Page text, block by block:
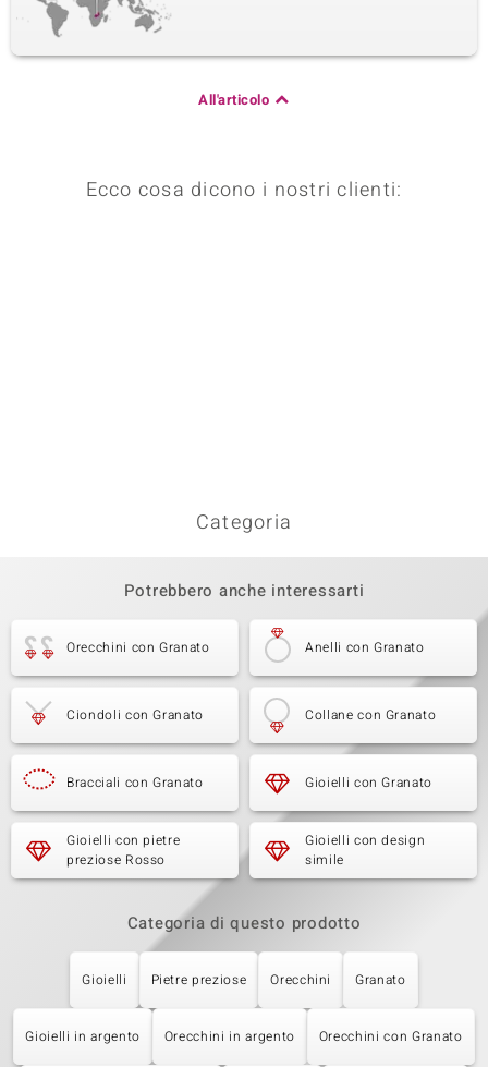
All'articolo
Ecco cosa dicono i nostri clienti:
Categoria
Potrebbero anche interessarti
Orecchini con Granato Anelli con Granato
Ciondoli con Granato Collane con Granato
Bracciali con Granato Gioielli con Granato
Gioielli con pietre
preziose Rosso
Gioielli con design
simile
Categoria di questo prodotto
Gioielli Pietre preziose Orecchini Granato
Gioielli in argento Orecchini in argento Orecchini con Granato